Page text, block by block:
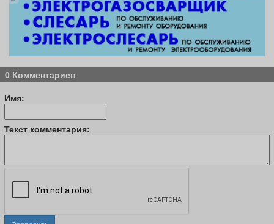
0 Комментариев
Имя:
Текст комментария: